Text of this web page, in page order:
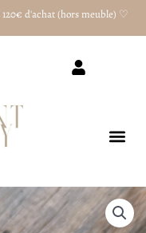
d'achat (hors meuble) ♡